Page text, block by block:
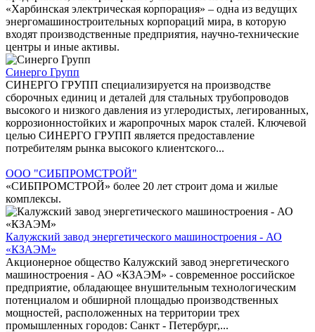
«Харбинская электрическая корпорация» – одна из ведущих
энергомашиностроительных корпораций мира, в которую
входят производственные предприятия, научно-технические
центры и иные активы.
Синерго Групп
СИНЕРГО ГРУПП специализируется на производстве
сборочных единиц и деталей для стальных трубопроводов
высокого и низкого давления из углеродистых, легированных,
коррозионностойких и жаропрочных марок сталей. Ключевой
целью СИНЕРГО ГРУПП является предоставление
потребителям рынка высокого клиентского...
ООО "СИБПРОМСТРОЙ"
«СИБПРОМСТРОЙ» более 20 лет строит дома и жилые
комплексы.
Калужский завод энергетического машиностроения - АО
«КЗАЭМ»
Акционерное общество Калужский завод энергетического
машиностроения - АО «КЗАЭМ» - современное российское
предприятие, обладающее внушительным технологическим
потенциалом и обширной площадью производственных
мощностей, расположенных на территории трех
промышленных городов: Санкт - Петербург,...